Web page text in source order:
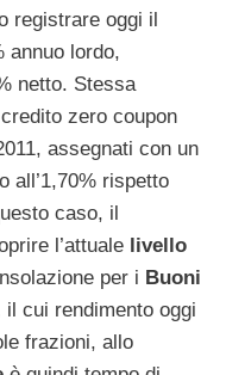
registrare oggi il
annuo lordo,
netto. Stessa
zero coupon
assegnati con un
all’1,70% rispetto
caso, il
l’attuale livello
per i Buoni
cui rendimento oggi
frazioni, allo